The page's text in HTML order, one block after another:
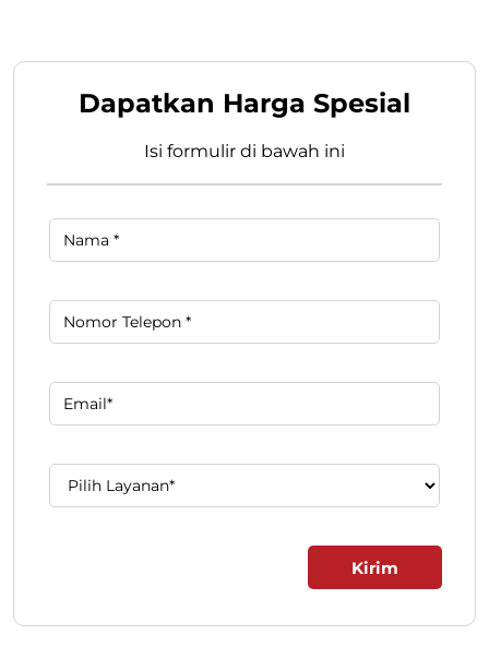
Dapatkan Harga Spesial
Isi formulir di bawah ini